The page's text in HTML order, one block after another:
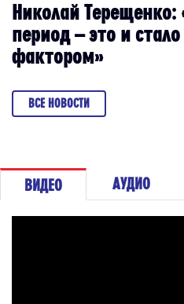
Николай Терещенко:
период – это и
фактором»
ВСЕ НОВОСТИ
ВИДЕО АУДИО